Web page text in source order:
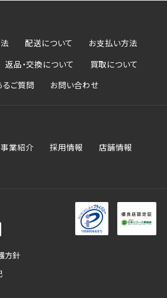
配送について お支払い方法
返品・交換について 買取について
るご質問 お問い合わせ
事業紹介 採用情報 店舗情報
方針